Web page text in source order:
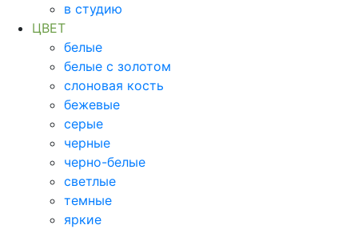
в студию
ЦВЕТ
белые
белые с золотом
слоновая кость
бежевые
серые
черные
черно-белые
светлые
темные
яркие